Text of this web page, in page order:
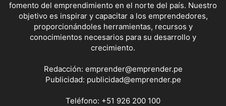
fomento del emprendimiento en el norte del país. Nuestro
objetivo es inspirar y capacitar a los emprendedores,
proporcionándoles herramientas, recursos y
conocimientos necesarios para su desarrollo y
crecimiento.
Redacción: emprender@emprender.pe
Publicidad: publicidad@emprender.pe
Teléfono: +51 926 200 100